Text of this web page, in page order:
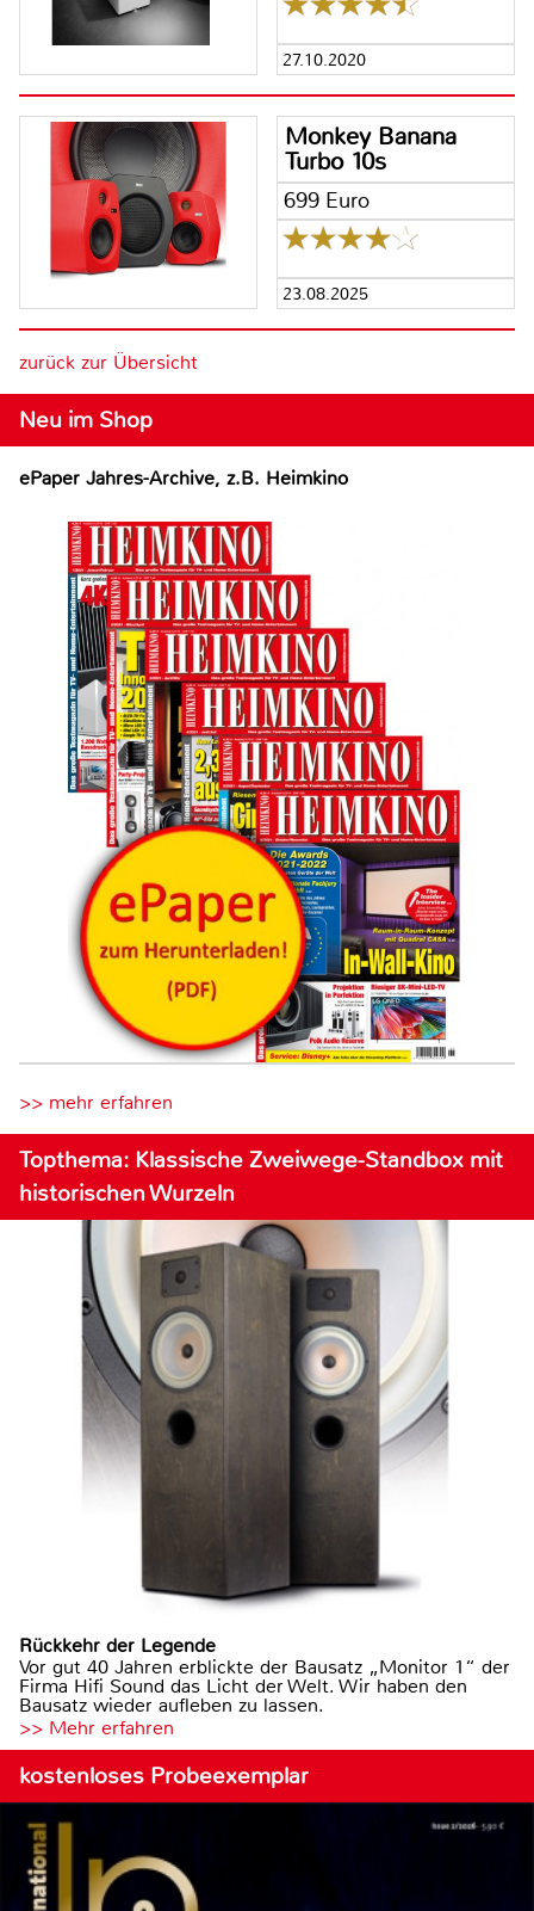
27.10.2020
Monkey Banana
Turbo 10s
699 Euro
23.08.2025
zurück zur Übersicht
Neu im Shop
ePaper Jahres-Archive, z.B. Heimkino
>> mehr erfahren
Topthema: Klassische Zweiwege-Standbox mit
historischen Wurzeln
Rückkehr der Legende
Vor gut 40 Jahren erblickte der Bausatz „Monitor 1“ der
Firma Hifi Sound das Licht der Welt. Wir haben den
Bausatz wieder aufleben zu lassen.
>> Mehr erfahren
kostenloses Probeexemplar